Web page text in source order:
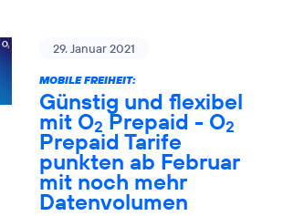
29. Januar 2021
MOBILE FREIHEIT:
Günstig und flexibel
mit O2 Prepaid - O2
Prepaid Tarife
punkten ab Februar
mit noch mehr
Datenvolumen